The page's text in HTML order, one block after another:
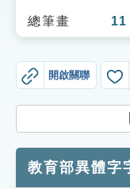
單字索引
貓頭鷹博士
總筆畫 11
開啟關聯
教育部異體字